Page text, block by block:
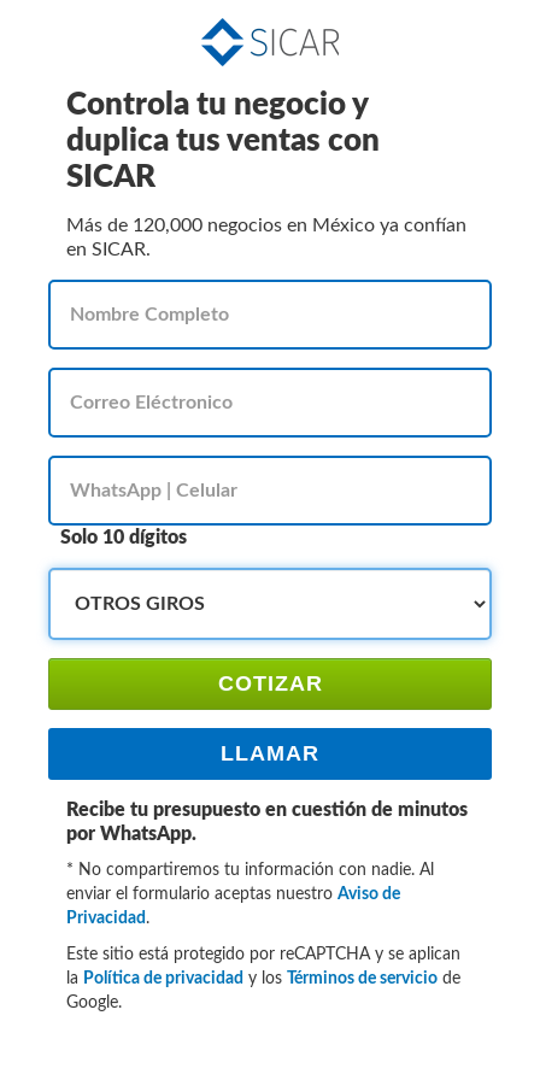
Controla tu negocio y
duplica tus ventas con
SICAR
Más de 120,000 negocios en México ya confían
en SICAR.
Solo 10 dígitos
COTIZAR
LLAMAR
Recibe tu presupuesto en cuestión de minutos
por WhatsApp.
* No compartiremos tu información con nadie. Al
enviar el formulario aceptas nuestro Aviso de
Privacidad .
Este sitio está protegido por reCAPTCHA y se aplican
la Política de privacidad y los Términos de servicio de
Google.